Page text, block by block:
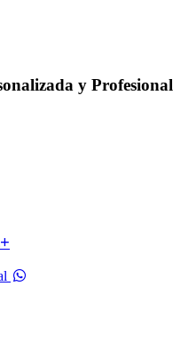
y Profesional